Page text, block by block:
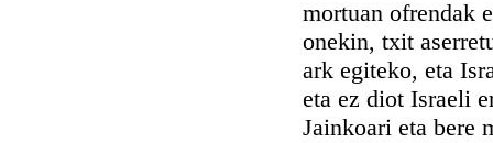
mortuan ofrendak
onekin, txit
ark egiteko, eta
eta ez diot Israeli
Jainkoari eta bere